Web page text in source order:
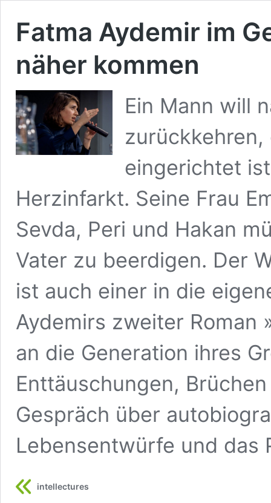
Fatma Aydemir im
näher kommen
Ein Mann will
eingerichtet
Herzinfarkt. Seine Frau
Sevda, Peri und Hakan
Vater zu beerdigen. Der
ist auch einer in die
Aydemirs zweiter Roman
an die Generation ihres
Enttäuschungen,
Gespräch über
Lebensentwürfe und das
intellectures